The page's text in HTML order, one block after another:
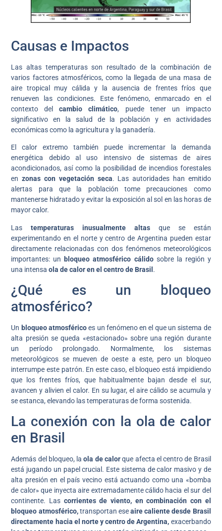
Causas e Impactos
Las altas temperaturas son resultado de la combinación de
varios factores atmosféricos, como la llegada de una masa de
aire tropical muy cálida y la ausencia de frentes fríos que
renueven las condiciones. Este fenómeno, enmarcado en el
contexto delcambio climático, puede tener un impacto
significativo en la salud de la población y en actividades
económicas como la agricultura y la ganadería.
El calor extremo también puede incrementar la demanda
energética debido al uso intensivo de sistemas de aires
acondicionados, así como la posibilidad de incendios forestales
en zonas con vegetación seca. Las autoridades han emitido
alertas para que la población tome precauciones como
mantenerse hidratado y evitar la exposición al sol en las horas de
mayor calor.
Lastemperaturas inusualmente altas que se están
experimentando en el norte y centro de Argentina pueden estar
directamente relacionadas con dos fenómenos meteorológicos
importantes: un bloqueo atmosférico cálidosobre la región y
una intensaola de calor en el centro de Brasil .
¿Qué es un bloqueo
atmosférico?
Un bloqueo atmosféricoes un fenómeno en el que un sistema de
alta presión se queda «estacionado» sobre una región durante
un período prolongado. Normalmente, los sistemas
meteorológicos se mueven de oeste a este, pero un bloqueo
interrumpe este patrón. En este caso, el bloqueo está impidiendo
que los frentes fríos, que habitualmente bajan desde el sur,
avancen y alivien el calor. En su lugar, el aire cálido se acumula y
se estanca, elevando las temperaturas de forma sostenida.
La conexión con la ola de calor
en Brasil
Además del bloqueo, laola de calorque afecta el centro de Brasil
está jugando un papel crucial. Este sistema de calor masivo y de
alta presión en el país vecino está actuando como una «bomba
de calor» que inyecta aire extremadamente cálido hacia el sur del
continente. Las corrientes de viento, en combinación con el
bloqueo atmosférico,transportan eseaire caliente desde Brasil
directamente hacia el norte y centro de Argentina, exacerbando